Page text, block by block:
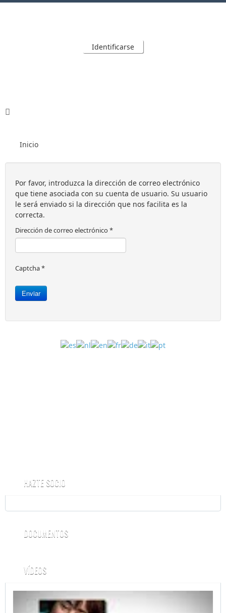
Identificarse
Inicio
Por favor, introduzca la dirección de correo electrónico
que tiene asociada con su cuenta de usuario. Su usuario
le será enviado si la dirección que nos facilita es la
correcta.
Dirección de correo electrónico*
Captcha*
Enviar
HAZTE SOCIO
DOCUMENTOS
VÍDEOS